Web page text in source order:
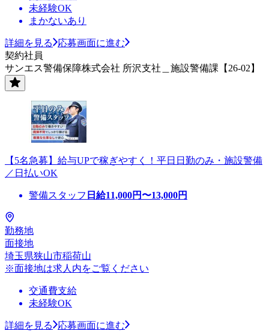
未経験OK
まかないあり
詳細を見る
応募画面に進む
契約社員
サンエス警備保障株式会社 所沢支社＿施設警備課【26-02】
【5名急募】給与UPで稼ぎやすく！平日日勤のみ・施設警備
／日払いOK
警備スタッフ 日給11,000円〜13,000円
勤務地
面接地
埼玉県狭山市稲荷山
※面接地は求人内をご覧ください
交通費支給
未経験OK
詳細を見る
応募画面に進む